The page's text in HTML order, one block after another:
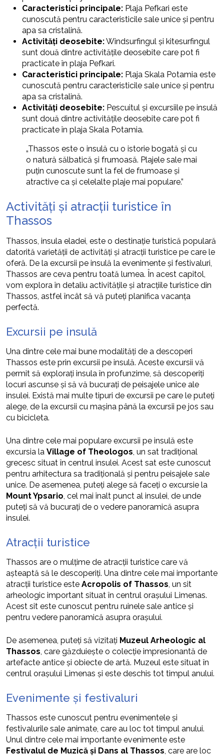
Caracteristici principale: Plaja Pefkari este
cunoscută pentru caracteristicile sale unice și pentru
apa sa cristalină.
Activități deosebite:Windsurfingul și kitesurfingul
sunt două dintre activitățile deosebite care pot fi
practicate în plaja Pefkari.
Caracteristici principale: Plaja Skala Potamia este
cunoscută pentru caracteristicile sale unice și pentru
apa sa cristalină.
Activități deosebite: Pescuitul și excursiile pe insulă
sunt două dintre activitățile deosebite care pot fi
practicate în plaja Skala Potamia.
„Thassos este o insulă cu o istorie bogată și cu
o natură sălbatică și frumoasă. Plajele sale mai
puțin cunoscute sunt la fel de frumoase și
atractive ca și celelalte plaje mai populare.”
Activități și atracții turistice în
Thassos
Thassos, insula eladei, este o destinație turistică populară
datorită varietății de activități și atracții turistice pe care le
oferă. De la excursii pe insulă la evenimente și festivaluri,
Thassos are ceva pentru toată lumea. În acest capitol,
vom explora în detaliu activitățile și atracțiile turistice din
Thassos, astfel încât să vă puteți planifica vacanța
perfectă.
Excursii pe insulă
Una dintre cele mai bune modalități de a descoperi
Thassos este prin excursii pe insulă. Aceste excursii vă
permit să explorați insula în profunzime, să descoperiți
locuri ascunse și să vă bucurați de peisajele unice ale
insulei. Există mai multe tipuri de excursii pe care le puteți
alege, de la excursii cu mașina până la excursii pe jos sau
cu bicicleta.
Una dintre cele mai populare excursii pe insulă este
excursia la Village of Theologos , un sat tradițional
grecesc situat în centrul insulei. Acest sat este cunoscut
pentru arhitectura sa tradițională și pentru peisajele sale
unice. De asemenea, puteți alege să faceți o excursie la
Mount Ypsario , cel mai înalt punct al insulei, de unde
puteți să vă bucurați de o vedere panoramică asupra
insulei.
Atracții turistice
Thassos are o mulțime de atracții turistice care vă
așteaptă să le descoperiți. Una dintre cele mai importante
atracții turistice este Acropolis of Thassos , un sit
arheologic important situat în centrul orașului Limenas.
Acest sit este cunoscut pentru ruinele sale antice și
pentru vedere panoramică asupra orașului.
De asemenea, puteți să vizitați Muzeul Arheologic al
Thassos , care găzduiește o colecție impresionantă de
artefacte antice și obiecte de artă. Muzeul este situat în
centrul orașului Limenas și este deschis tot timpul anului.
Evenimente și festivaluri
Thassos este cunoscut pentru evenimentele și
festivalurile sale animate, care au loc tot timpul anului.
Unul dintre cele mai importante evenimente este
Festivalul de Muzică și Dans al Thassos , care are loc